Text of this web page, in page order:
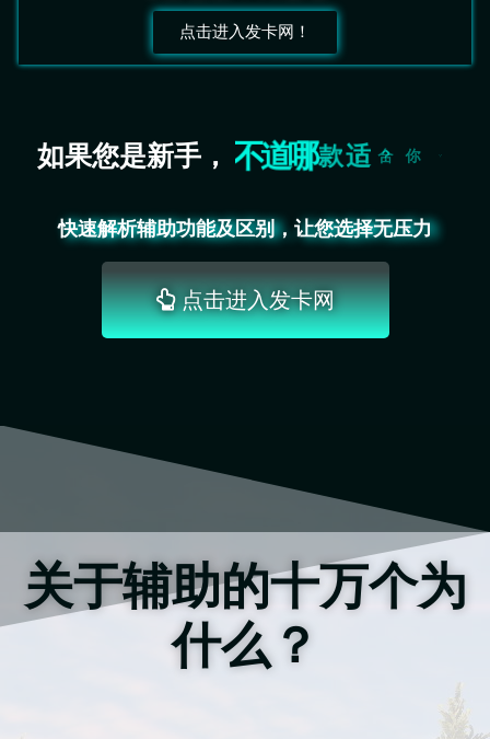
点击进入发卡网！
如果您是新手， 良心辅助推荐！
快速解析辅助功能及区别，让您选择无压力
点击进入发卡网
关于辅助的十万个为
什么？